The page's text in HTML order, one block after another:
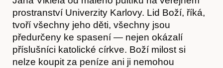
prostranství Univerzity Karlovy. Lid Boží, říká,
tvoří všechny jeho děti, všechny jsou
předurčeny ke spasení — nejen okázalí
příslušníci katolické církve. Boží milost si
nelze koupit za peníze ani ji nemohou